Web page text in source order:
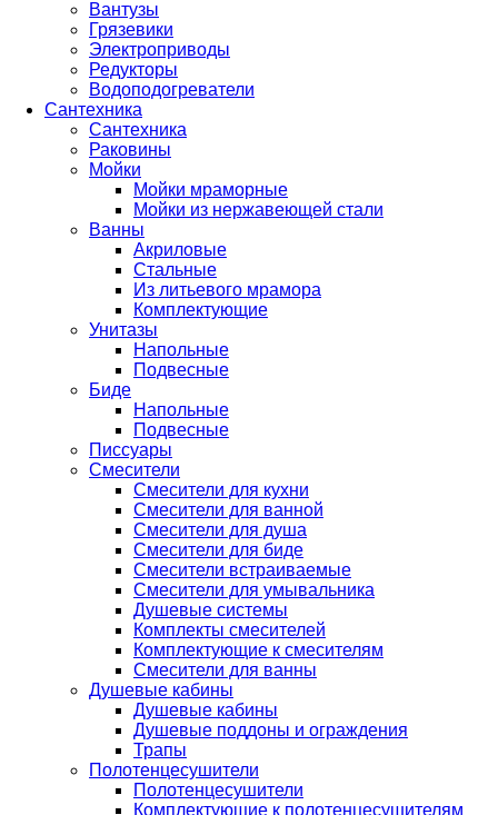
Вантузы
Грязевики
Электроприводы
Редукторы
Водоподогреватели
Сантехника
Сантехника
Раковины
Мойки
Мойки мраморные
Мойки из нержавеющей стали
Ванны
Акриловые
Стальные
Из литьевого мрамора
Комплектующие
Унитазы
Напольные
Подвесные
Биде
Напольные
Подвесные
Писсуары
Смесители
Смесители для кухни
Смесители для ванной
Смесители для душа
Смесители для биде
Смесители встраиваемые
Смесители для умывальника
Душевые системы
Комплекты смесителей
Комплектующие к смесителям
Смесители для ванны
Душевые кабины
Душевые кабины
Душевые поддоны и ограждения
Трапы
Полотенцесушители
Полотенцесушители
Комплектующие к полотенцесушителям